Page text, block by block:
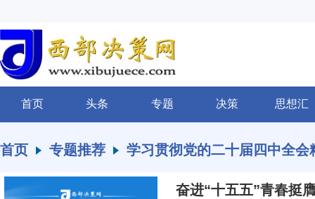
首页 头条 专题 决策 思想汇
首页 专题推荐 学习贯彻党的二十届四中全会
奋进“十五五”青春挺膺担当 团县委举行学习